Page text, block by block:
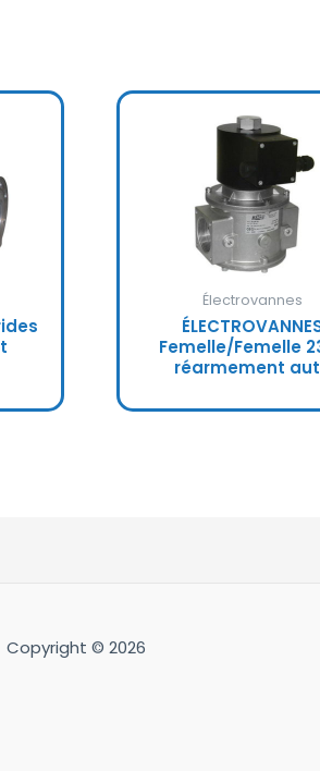
Électrovannes
Femelle/Femelle
réarmement
Copyright © 2026